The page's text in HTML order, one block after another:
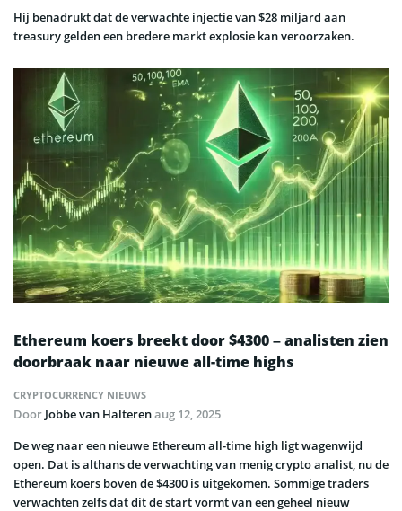
Hij benadrukt dat de verwachte injectie van $28 miljard aan
treasury gelden een bredere markt explosie kan veroorzaken.
Ethereum koers breekt door $4300 – analisten zien
doorbraak naar nieuwe all-time highs
CRYPTOCURRENCY NIEUWS
Door Jobbe van Halterenaug 12, 2025
De weg naar een nieuwe Ethereum all-time high ligt wagenwijd
open. Dat is althans de verwachting van menig crypto analist, nu de
Ethereum koers boven de $4300 is uitgekomen. Sommige traders
verwachten zelfs dat dit de start vormt van een geheel nieuw